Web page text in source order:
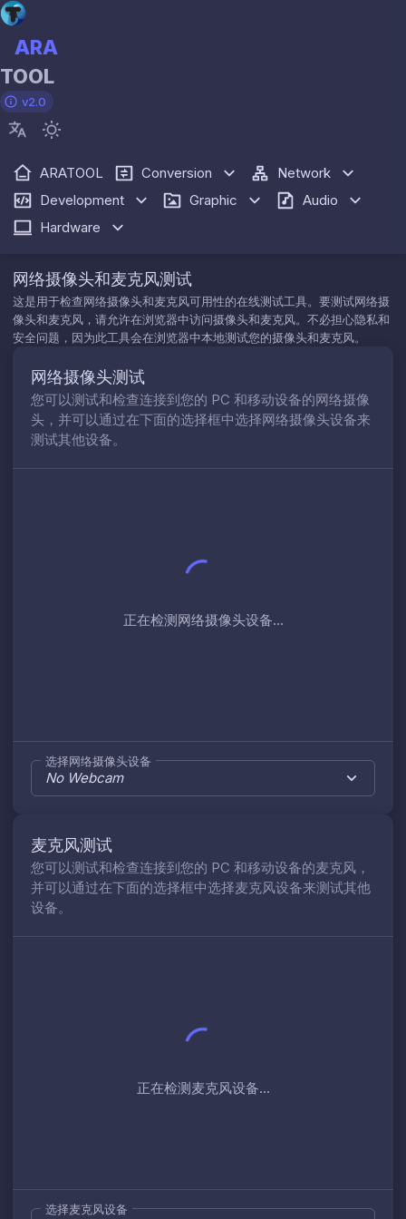
ARA
TOOL
v2.0
ARATOOL Conversion
Network
Development
Graphic
Audio
Hardware
网络摄像头和麦克风测试
这是用于检查网络摄像头和麦克风可用性的在线测试工具。要测试网络摄
像头和麦克风，请允许在浏览器中访问摄像头和麦克风。不必担心隐私和
安全问题，因为此工具会在浏览器中本地测试您的摄像头和麦克风。
网络摄像头测试
您可以测试和检查连接到您的 PC 和移动设备的网络摄像
头，并可以通过在下面的选择框中选择网络摄像头设备来
测试其他设备。
正在检测网络摄像头设备...
选择网络摄像头设备
No Webcam
麦克风测试
您可以测试和检查连接到您的 PC 和移动设备的麦克风，
并可以通过在下面的选择框中选择麦克风设备来测试其他
设备。
正在检测麦克风设备...
选择麦克风设备